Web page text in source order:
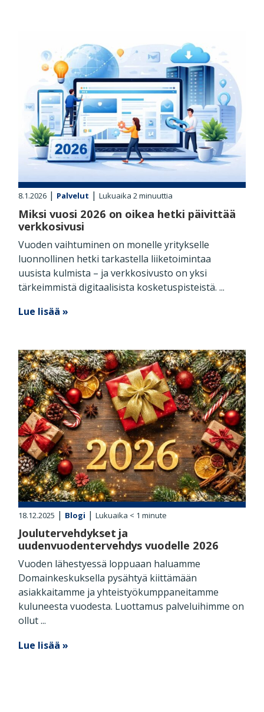
8.1.2026 | Palvelut |Lukuaika 2minuuttia
Miksi vuosi 2026 on oikea hetki päivittää
verkkosivusi
Vuoden vaihtuminen on monelle yritykselle
luonnollinen hetki tarkastella liiketoimintaa
uusista kulmista – ja verkkosivusto on yksi
tärkeimmistä digitaalisista kosketuspisteistä. ...
Lue lisää »
18.12.2025 | Blogi |Lukuaika < 1 minute
Joulutervehdykset ja
uudenvuodentervehdys vuodelle 2026
Vuoden lähestyessä loppuaan haluamme
Domainkeskuksella pysähtyä kiittämään
asiakkaitamme ja yhteistyökumppaneitamme
kuluneesta vuodesta. Luottamus palveluihimme on
ollut ...
Lue lisää »